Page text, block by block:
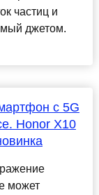
частиц и
джетом.
с 5G
Honor X10
может